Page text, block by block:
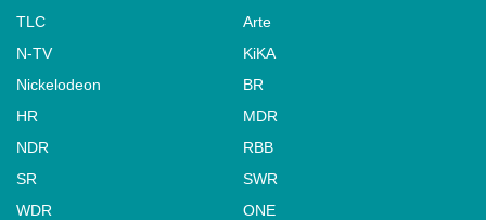
TLC
Arte
N-TV
KiKA
Nickelodeon
BR
HR
MDR
NDR
RBB
SR
SWR
WDR
ONE